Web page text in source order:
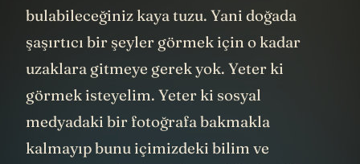
bulabileceğiniz kaya tuzu. Yani doğada
şaşırtıcı bir şeyler görmek için o kadar
uzaklara gitmeye gerek yok. Yeter ki
görmek isteyelim. Yeter ki sosyal
medyadaki bir fotoğrafa bakmakla
kalmayıp bunu içimizdeki bilim ve